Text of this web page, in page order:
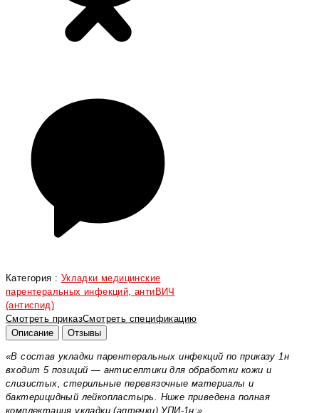
Категория : Укладки медицинские
парентеральных инфекций, антиВИЧ
(антиспид)
Смотреть приказСмотреть спецификацию
Описание
Отзывы
«В состав укладки парентеральных инфекций по приказу 1н
входит 5 позиций — антисептики для обработки кожи и
слизистых, стерильные перевязочные материалы и
бактерицидный лейкопластырь. Ниже приведена полная
комплектация укладки (аптечки) УПИ-1н:»